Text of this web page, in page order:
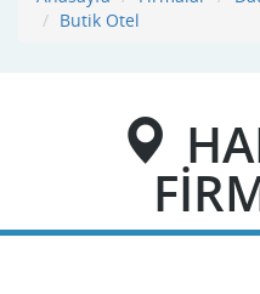
Butik Otel